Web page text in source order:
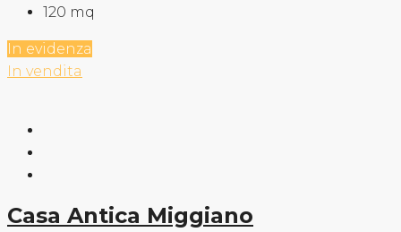
120 mq
In evidenza
In vendita
Casa Antica Miggiano